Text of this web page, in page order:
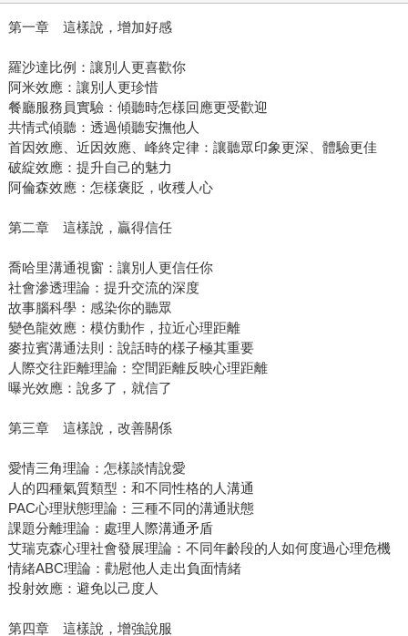
第一章 這樣說，增加好感
羅沙達比例：讓別人更喜歡你
阿米效應：讓別人更珍惜
餐廳服務員實驗：傾聽時怎樣回應更受歡迎
共情式傾聽：透過傾聽安撫他人
首因效應、近因效應、峰終定律：讓聽眾印象更深、體驗更佳
破綻效應：提升自己的魅力
阿倫森效應：怎樣褒貶，收穫人心
第二章 這樣說，贏得信任
喬哈里溝通視窗：讓別人更信任你
社會滲透理論：提升交流的深度
故事腦科學：感染你的聽眾
變色龍效應：模仿動作，拉近心理距離
麥拉賓溝通法則：說話時的樣子極其重要
人際交往距離理論：空間距離反映心理距離
曝光效應：說多了，就信了
第三章 這樣說，改善關係
愛情三角理論：怎樣談情說愛
人的四種氣質類型：和不同性格的人溝通
PAC心理狀態理論：三種不同的溝通狀態
課題分離理論：處理人際溝通矛盾
艾瑞克森心理社會發展理論：不同年齡段的人如何度過心理危機
情緒ABC理論：勸慰他人走出負面情緒
投射效應：避免以己度人
第四章 這樣說，增強說服